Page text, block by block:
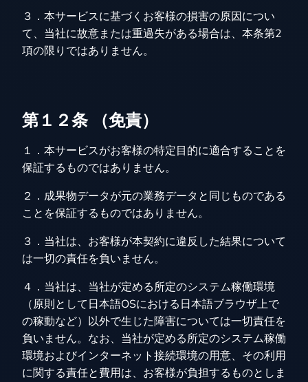
３．本サービスに基づくお客様の損害の原因につい
て、当社に故意または重過失がある場合は、本条第2
項の限りではありません。
第１２条 （免責）
１．本サービスがお客様の特定目的に適合することを
保証するものではありません。
２．成果物データが元の業務データと同じものである
ことを保証するものではありません。
３．当社は、お客様が本契約に違反した結果について
は一切の責任を負いません。
４．当社は、当社が定める所定のシステム稼働環境
（原則として日本語OSにおける日本語ブラウザ上で
の稼動など）以外で生じた障害については一切責任を
負いません。なお、当社が定める所定のシステム稼働
環境およびインターネット接続環境の用意、その利用
に関する責任と費用は、お客様が負担するものとしま